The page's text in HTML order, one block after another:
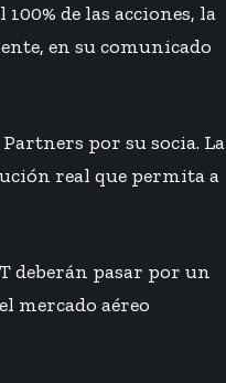
de las acciones, la
en su comunicado
por su socia. La
real que permita a
deberán pasar por un
mercado aéreo